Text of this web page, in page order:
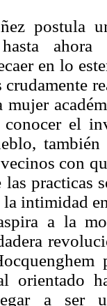
postula
hasta
en lo
el
con
las practicas
intimidad
a la
orientado
a ser